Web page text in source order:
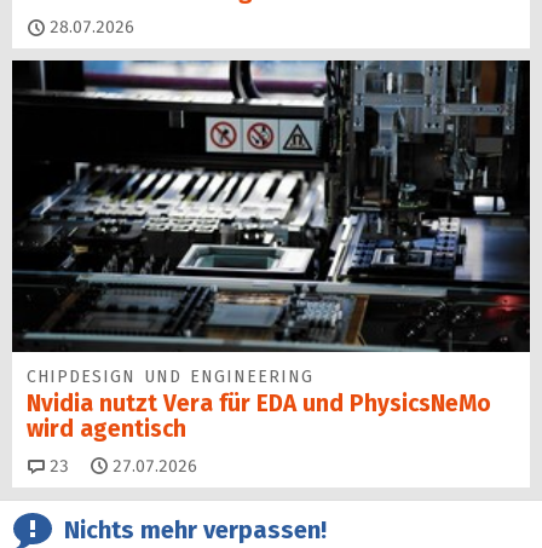
28.07.2026
CHIPDESIGN UND ENGINEERING
Nvidia nutzt Vera für EDA und PhysicsNeMo
wird agentisch
23 Kommentare
27.07.2026
Nichts mehr verpassen!